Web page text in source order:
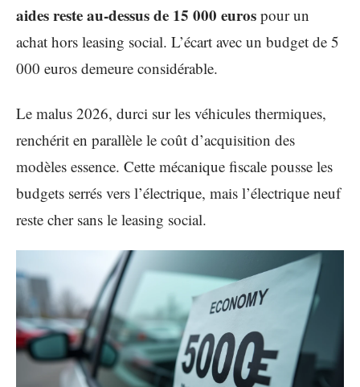
aides reste au-dessus de 15 000 euros pour un
achat hors leasing social. L’écart avec un budget de 5
000 euros demeure considérable.
Le malus 2026, durci sur les véhicules thermiques,
renchérit en parallèle le coût d’acquisition des
modèles essence. Cette mécanique fiscale pousse les
budgets serrés vers l’électrique, mais l’électrique neuf
reste cher sans le leasing social.